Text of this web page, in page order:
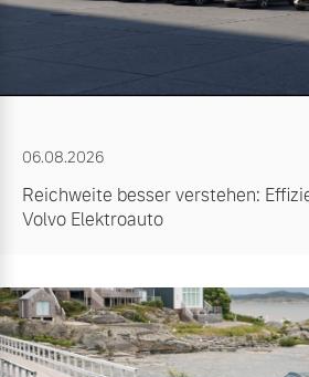
06.08.2026
Reichweite besser verstehen:
Volvo Elektroauto